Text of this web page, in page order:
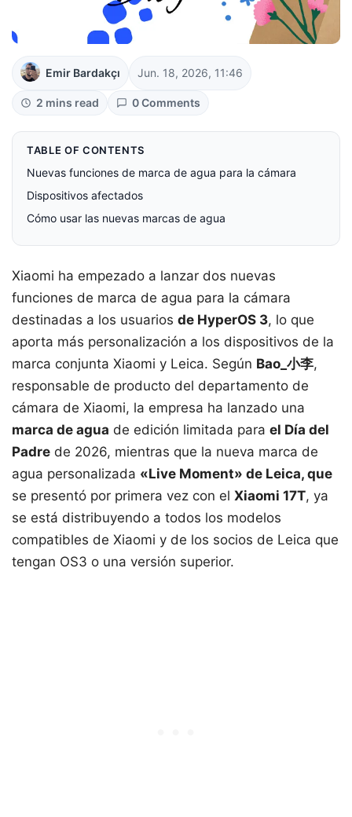
Emir Bardakçı Jun. 18, 2026, 11:46
2 mins read 0 Comments
TABLE OF CONTENTS
Nuevas funciones de marca de agua para la cámara
Dispositivos afectados
Cómo usar las nuevas marcas de agua
Xiaomi ha empezado a lanzar dos nuevas
funciones de marca de agua para la cámara
destinadas a los usuarios de HyperOS 3, lo que
aporta más personalización a los dispositivos de la
marca conjunta Xiaomi y Leica. Según Bao_小李,
responsable de producto del departamento de
cámara de Xiaomi, la empresa ha lanzado una
marca de agua de edición limitada para el Día del
Padre de 2026, mientras que la nueva marca de
agua personalizada «Live Moment» de Leica, que
se presentó por primera vez con el Xiaomi 17T, ya
se está distribuyendo a todos los modelos
compatibles de Xiaomi y de los socios de Leica que
tengan OS3 o una versión superior.